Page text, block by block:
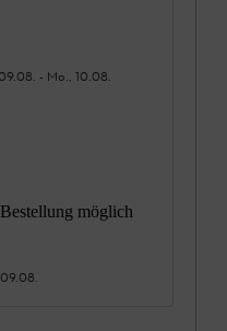
- Mo., 10.08.
möglich